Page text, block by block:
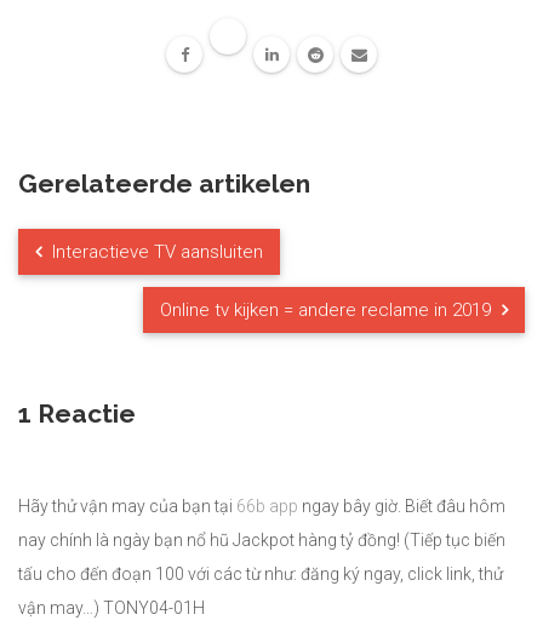
Gerelateerde artikelen
Interactieve TV aansluiten
Online tv kijken = andere reclame in 2019
1 Reactie
Hãy thử vận may của bạn tại 66b app ngay bây giờ. Biết đâu hôm
nay chính là ngày bạn nổ hũ Jackpot hàng tỷ đồng! (Tiếp tục biến
tấu cho đến đoạn 100 với các từ như: đăng ký ngay, click link, thử
vận may…) TONY04-01H